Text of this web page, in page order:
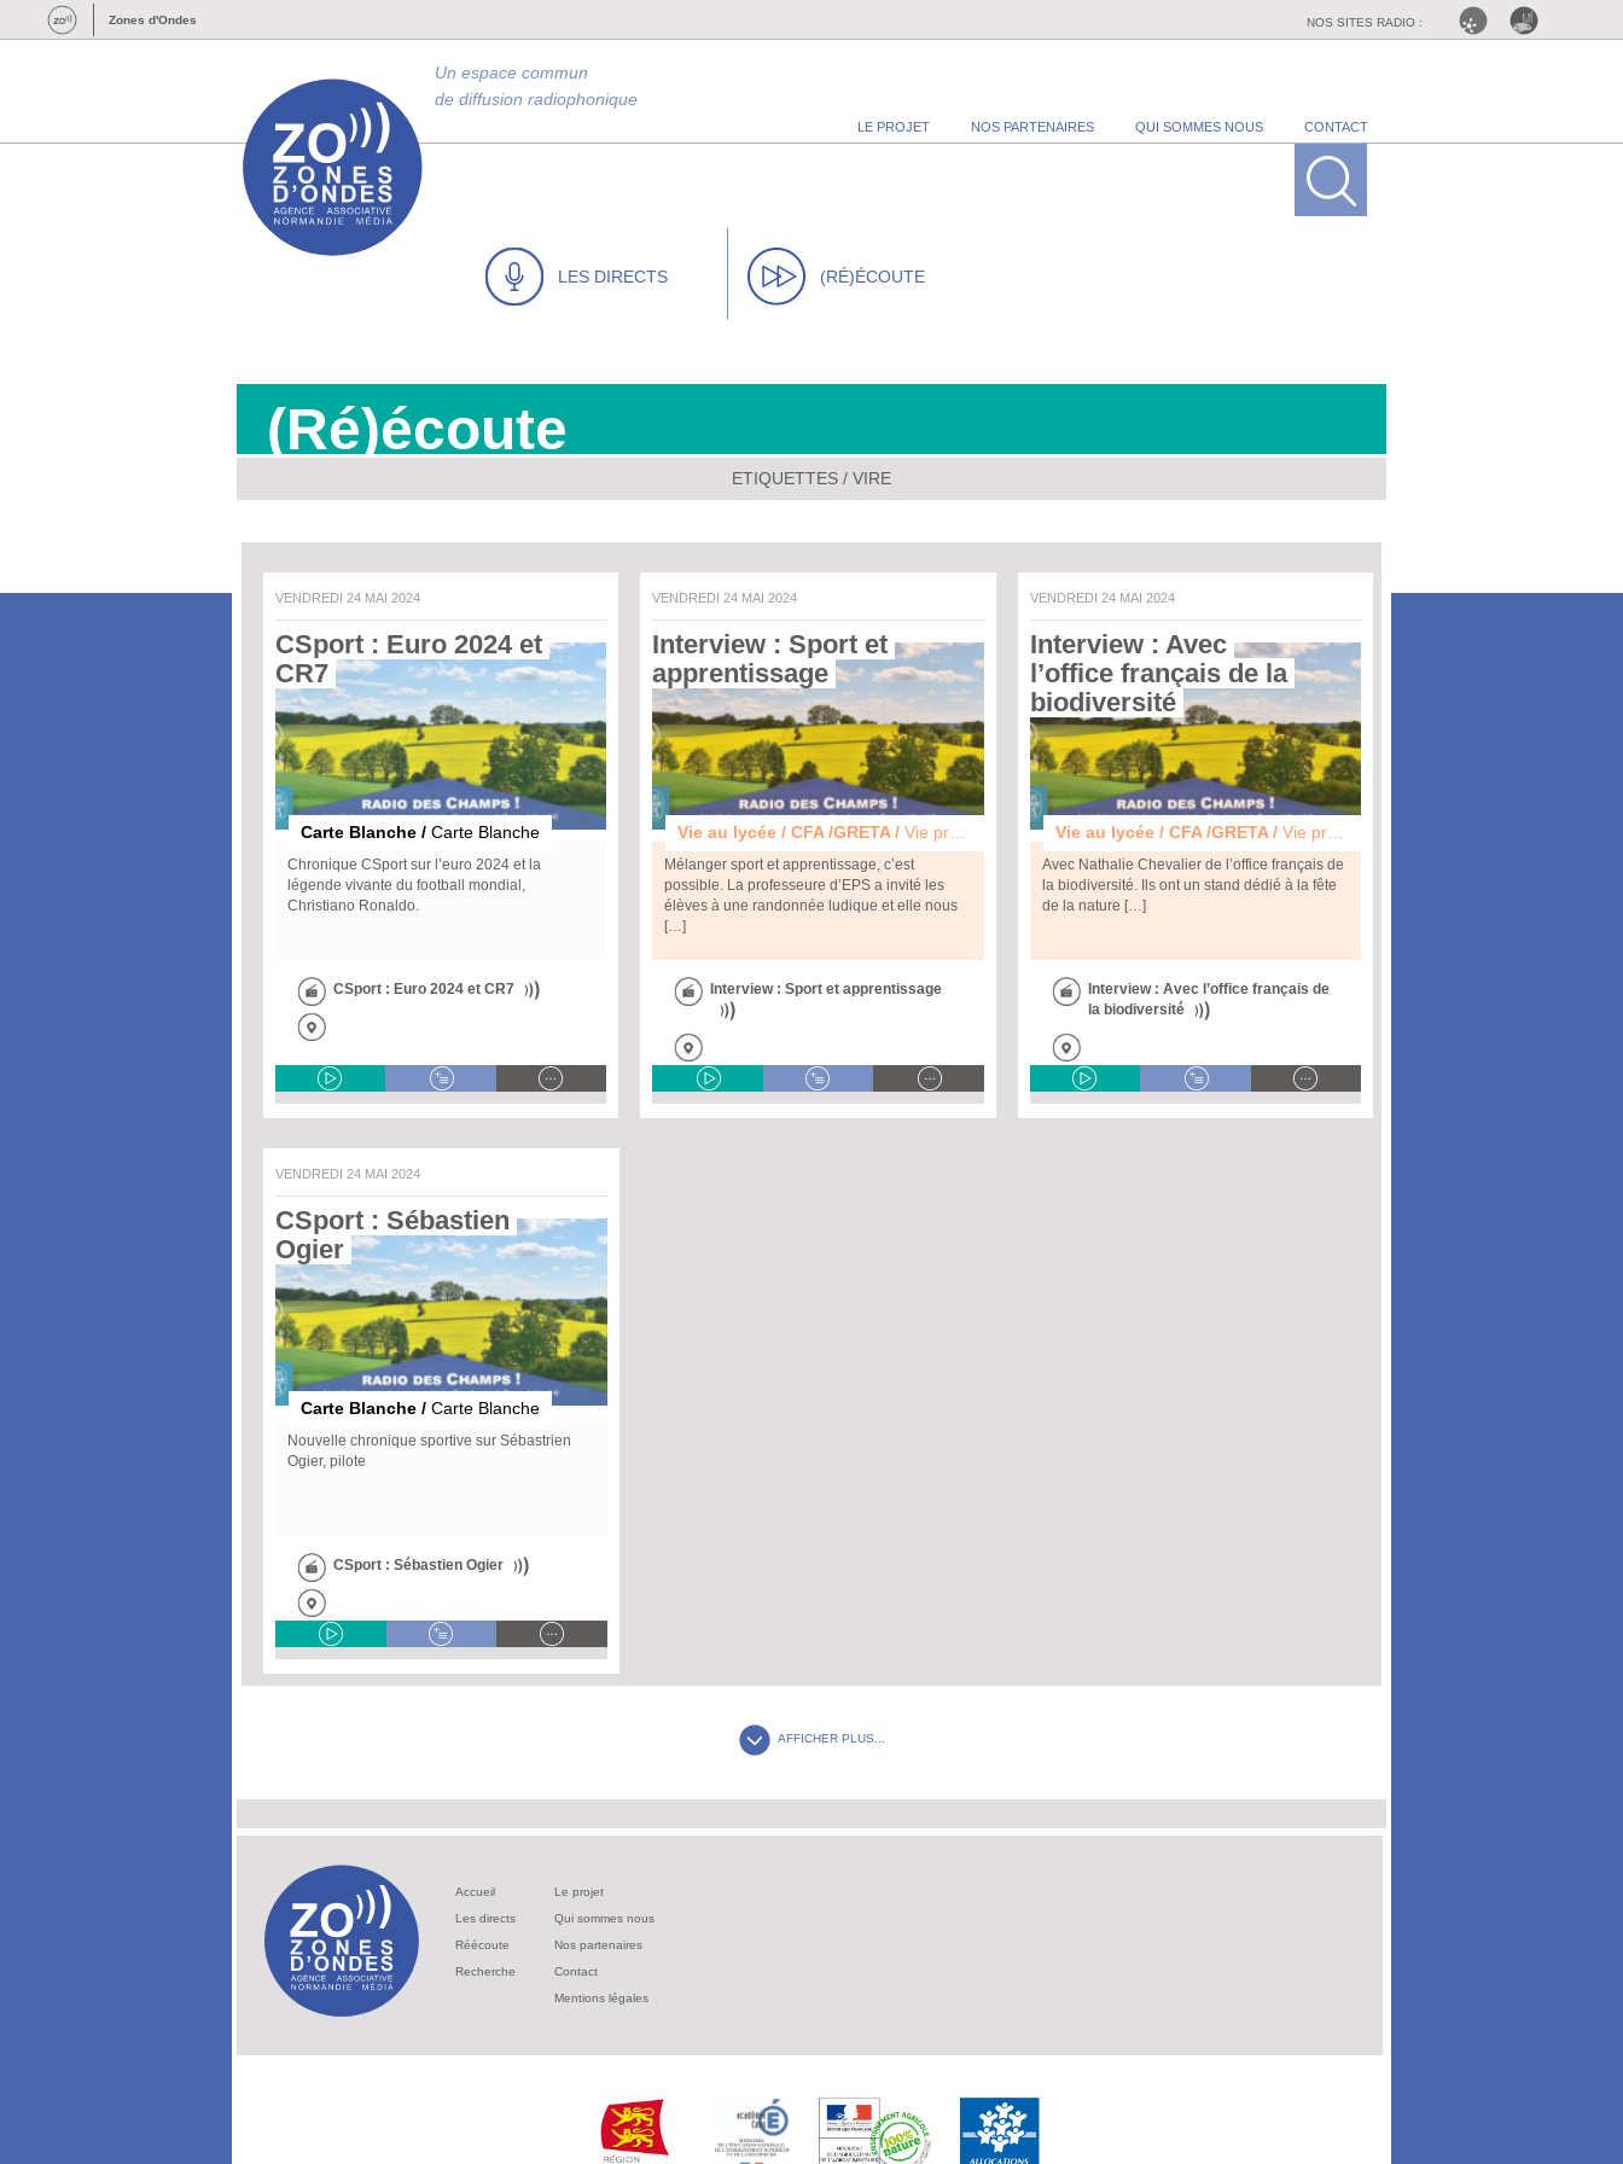
Zones d'Ondes NOS SITES RADIO :
LE PROJET NOS PARTENAIRES QUI SOMMES NOUS CONTACT
Un espace commun
de diffusion radiophonique
LES DIRECTS (RÉ)ÉCOUTE
(Ré)écoute
ETIQUETTES / VIRE
VENDREDI 24 MAI 2024
CSport : Euro 2024 et
CR7
Carte Blanche / Carte Blanche
Chronique CSport sur l’euro 2024 et la
légende vivante du football mondial,
Christiano Ronaldo.
CSport : Euro 2024 et CR7
VENDREDI 24 MAI 2024
Interview : Sport et
apprentissage
Vie au lycée / CFA /GRETA /Vie professionnelle et etudes
Mélanger sport et apprentissage, c’est
possible. La professeure d’EPS a invité les
élèves à une randonnée ludique et elle nous
[…]
Interview : Sport et apprentissage
VENDREDI 24 MAI 2024
Interview : Avec
l’office français de la
biodiversité
Vie au lycée / CFA /GRETA / Vie professionnelle et etudes
Avec Nathalie Chevalier de l’office français de
la biodiversité. Ils ont un stand dédié à la fête
de la nature […]
Interview : Avec l’office français de
la biodiversité
VENDREDI 24 MAI 2024
CSport : Sébastien
Ogier
Carte Blanche / Carte Blanche
Nouvelle chronique sportive sur Sébastrien
Ogier, pilote
CSport : Sébastien Ogier
AFFICHER PLUS...
Accueil
Les directs
Réécoute
Recherche
Le projet
Qui sommes nous
Nos partenaires
Contact
Mentions légales